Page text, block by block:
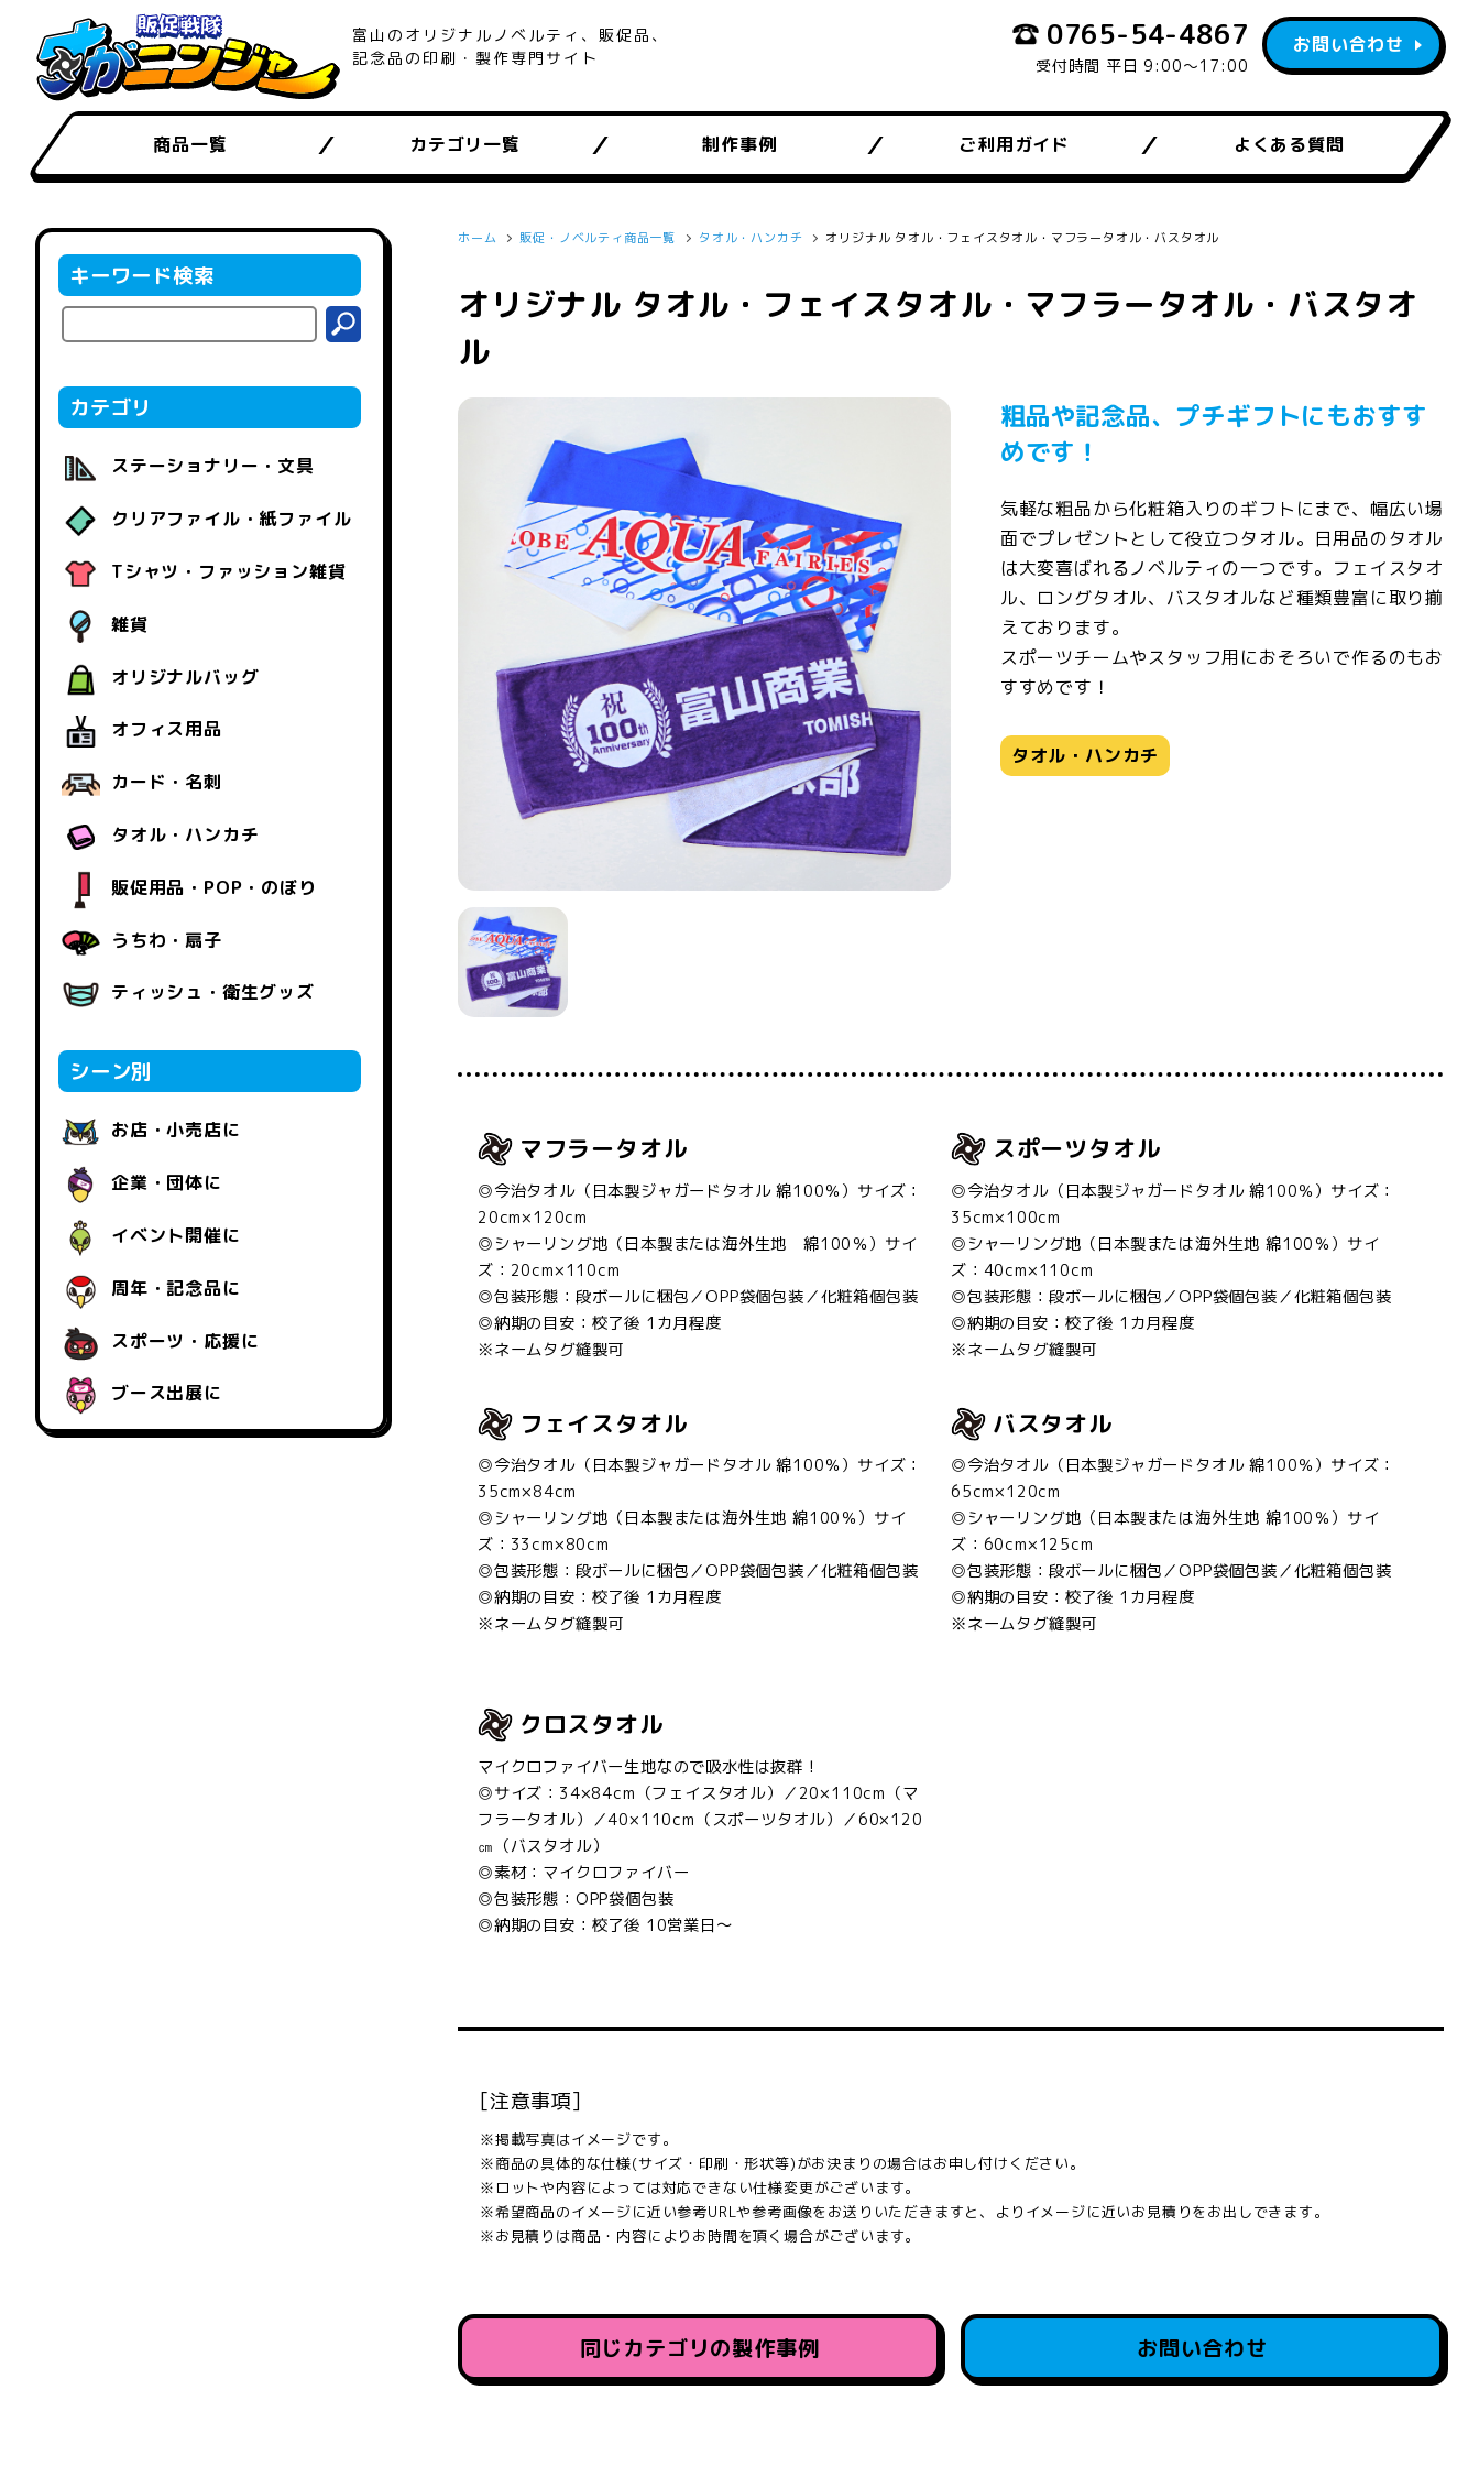
富山のオリジナルノベルティ、販促品、
記念品の印刷・製作専門サイト
0765-54-4867
受付時間 平日 9:00〜17:00
お問い合わせ
商品一覧 カテゴリ一覧 制作事例 ご利用ガイド よくある質問
ホーム 販促・ノベルティ商品一覧 タオル・ハンカチ オリジナル タオル・フェイスタオル・マフラータオル・バスタオル
オリジナル タオル・フェイスタオル・マフラータオル・バスタオ
ル
粗品や記念品、プチギフトにもおすす
めです！
気軽な粗品から化粧箱入りのギフトにまで、幅広い場
面でプレゼントとして役立つタオル。日用品のタオル
は大変喜ばれるノベルティの一つです。フェイスタオ
ル、ロングタオル、バスタオルなど種類豊富に取り揃
えております。
スポーツチームやスタッフ用におそろいで作るのもお
すすめです！
タオル・ハンカチ
マフラータオル
◎今治タオル（日本製ジャガードタオル 綿100％）サイズ：
20cm×120cm
◎シャーリング地（日本製または海外生地 綿100％）サイ
ズ：20cm×110cm
◎包装形態：段ボールに梱包／OPP袋個包装／化粧箱個包装
◎納期の目安：校了後 1カ月程度
※ネームタグ縫製可
スポーツタオル
◎今治タオル（日本製ジャガードタオル 綿100％）サイズ：
35cm×100cm
◎シャーリング地（日本製または海外生地 綿100％）サイ
ズ：40cm×110cm
◎包装形態：段ボールに梱包／OPP袋個包装／化粧箱個包装
◎納期の目安：校了後 1カ月程度
※ネームタグ縫製可
フェイスタオル
◎今治タオル（日本製ジャガードタオル 綿100％）サイズ：
35cm×84cm
◎シャーリング地（日本製または海外生地 綿100％）サイ
ズ：33cm×80cm
◎包装形態：段ボールに梱包／OPP袋個包装／化粧箱個包装
◎納期の目安：校了後 1カ月程度
※ネームタグ縫製可
バスタオル
◎今治タオル（日本製ジャガードタオル 綿100％）サイズ：
65cm×120cm
◎シャーリング地（日本製または海外生地 綿100％）サイ
ズ：60cm×125cm
◎包装形態：段ボールに梱包／OPP袋個包装／化粧箱個包装
◎納期の目安：校了後 1カ月程度
※ネームタグ縫製可
クロスタオル
マイクロファイバー生地なので吸水性は抜群！
◎サイズ：34×84cm（フェイスタオル）／20×110cm（マ
フラータオル）／40×110cm（スポーツタオル）／60×120
㎝（バスタオル）
◎素材：マイクロファイバー
◎包装形態：OPP袋個包装
◎納期の目安：校了後 10営業日〜
[注意事項]
※掲載写真はイメージです。
※商品の具体的な仕様(サイズ・印刷・形状等)がお決まりの場合はお申し付けください。
※ロットや内容によっては対応できない仕様変更がございます。
※希望商品のイメージに近い参考URLや参考画像をお送りいただきますと、よりイメージに近いお見積りをお出しできます。
※お見積りは商品・内容によりお時間を頂く場合がございます。
同じカテゴリの製作事例 お問い合わせ
キーワード検索
カテゴリ
ステーショナリー・文具
クリアファイル・紙ファイル
Tシャツ・ファッション雑貨
雑貨
オリジナルバッグ
オフィス用品
カード・名刺
タオル・ハンカチ
販促用品・POP・のぼり
うちわ・扇子
ティッシュ・衛生グッズ
シーン別
お店・小売店に
企業・団体に
イベント開催に
周年・記念品に
スポーツ・応援に
ブース出展に